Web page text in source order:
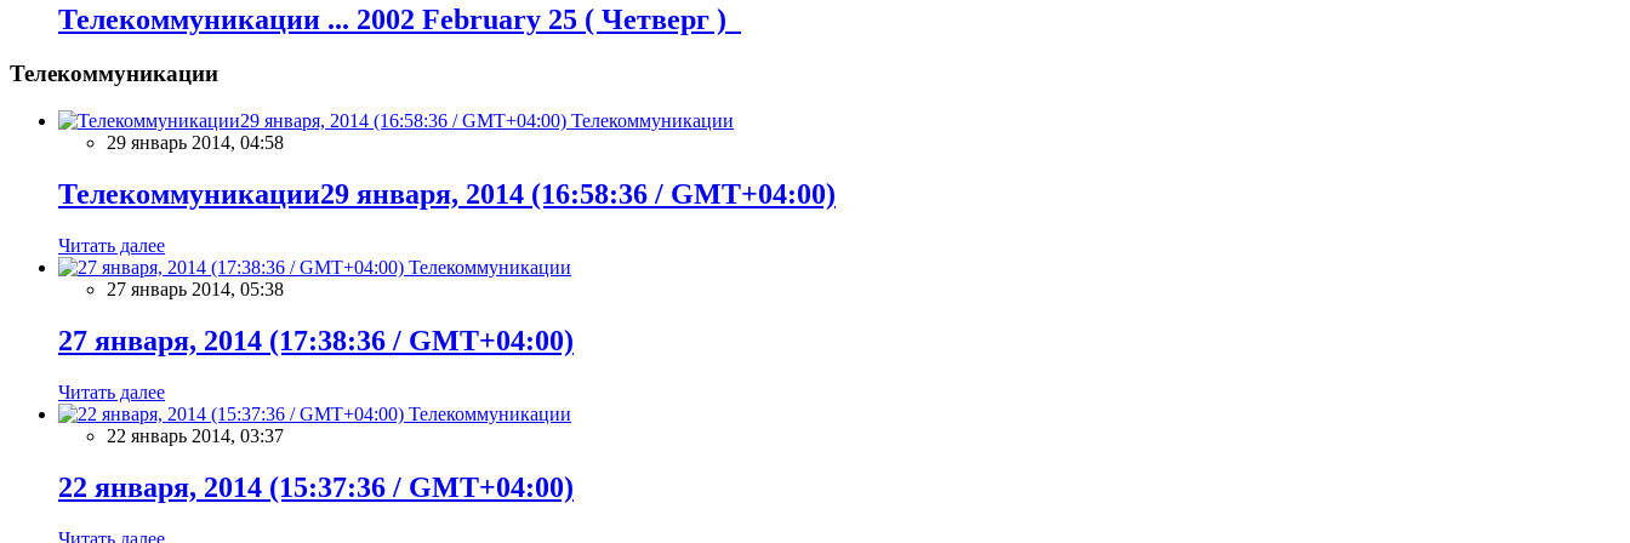
Телекоммуникации ... 2002 February 25 ( Четверг )
Телекоммуникации
Телекоммуникации
29 январь 2014, 04:58
Телекоммуникации29 января, 2014 (16:58:36 / GMT+04:00)
Читать далее
Телекоммуникации
27 январь 2014, 05:38
27 января, 2014 (17:38:36 / GMT+04:00)
Читать далее
Телекоммуникации
22 январь 2014, 03:37
22 января, 2014 (15:37:36 / GMT+04:00)
Читать далее